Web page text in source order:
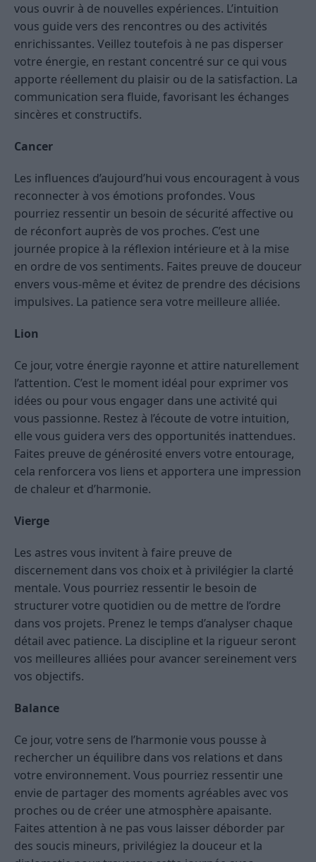
vous ouvrir à de nouvelles expériences. L’intuition
vous guide vers des rencontres ou des activités
enrichissantes. Veillez toutefois à ne pas disperser
votre énergie, en restant concentré sur ce qui vous
apporte réellement du plaisir ou de la satisfaction. La
communication sera fluide, favorisant les échanges
sincères et constructifs.
Cancer
Les influences d’aujourd’hui vous encouragent à vous
reconnecter à vos émotions profondes. Vous
pourriez ressentir un besoin de sécurité affective ou
de réconfort auprès de vos proches. C’est une
journée propice à la réflexion intérieure et à la mise
en ordre de vos sentiments. Faites preuve de douceur
envers vous-même et évitez de prendre des décisions
impulsives. La patience sera votre meilleure alliée.
Lion
Ce jour, votre énergie rayonne et attire naturellement
l’attention. C’est le moment idéal pour exprimer vos
idées ou pour vous engager dans une activité qui
vous passionne. Restez à l’écoute de votre intuition,
elle vous guidera vers des opportunités inattendues.
Faites preuve de générosité envers votre entourage,
cela renforcera vos liens et apportera une impression
de chaleur et d’harmonie.
Vierge
Les astres vous invitent à faire preuve de
discernement dans vos choix et à privilégier la clarté
mentale. Vous pourriez ressentir le besoin de
structurer votre quotidien ou de mettre de l’ordre
dans vos projets. Prenez le temps d’analyser chaque
détail avec patience. La discipline et la rigueur seront
vos meilleures alliées pour avancer sereinement vers
vos objectifs.
Balance
Ce jour, votre sens de l’harmonie vous pousse à
rechercher un équilibre dans vos relations et dans
votre environnement. Vous pourriez ressentir une
envie de partager des moments agréables avec vos
proches ou de créer une atmosphère apaisante.
Faites attention à ne pas vous laisser déborder par
des soucis mineurs, privilégiez la douceur et la